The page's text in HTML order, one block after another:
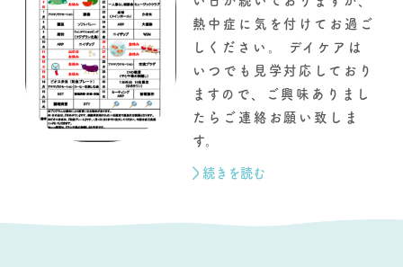
熱中症に気を付けてお過ご
しください。 デイケアは
いつでも見学対応しており
ますので、ご興味ありまし
たらご連絡お願い致しま
す。
続きを読む